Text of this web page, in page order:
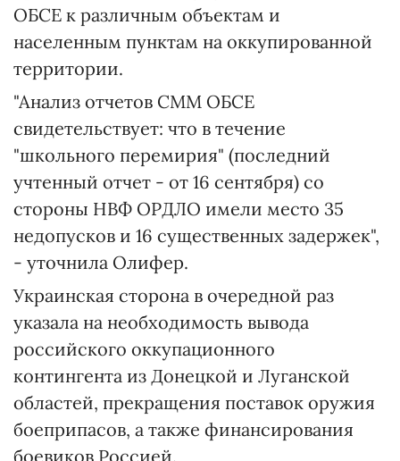
ОБСЕ к различным объектам и
населенным пунктам на оккупированной
территории.
"Анализ отчетов СММ ОБСЕ
свидетельствует: что в течение
"школьного перемирия" (последний
учтенный отчет - от 16 сентября) со
стороны НВФ ОРДЛО имели место 35
недопусков и 16 существенных задержек",
- уточнила Олифер.
Украинская сторона в очередной раз
указала на необходимость вывода
российского оккупационного
контингента из Донецкой и Луганской
областей, прекращения поставок оружия
боеприпасов, а также финансирования
боевиков Россией.